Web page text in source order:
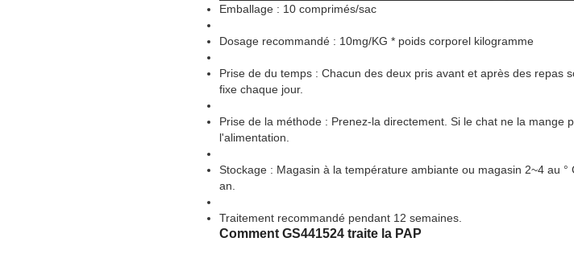
Emballage : 10 comprimés/sac
Dosage recommandé : 10mg/KG * poids corporel kilogramme
Prise de du temps : Chacun des deux pris avant et après des repas
fixe chaque jour.
Prise de la méthode : Prenez-la directement. Si le chat ne la mange
l'alimentation.
Stockage : Magasin à la température ambiante ou magasin 2~4 au
an.
Traitement recommandé pendant 12 semaines.
Comment GS441524 traite la PAP